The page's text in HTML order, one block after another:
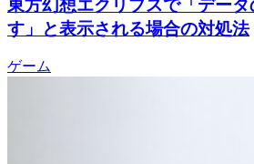
東方幻想エクリプスで「データ
す」と表示される場合の対処法
ゲーム